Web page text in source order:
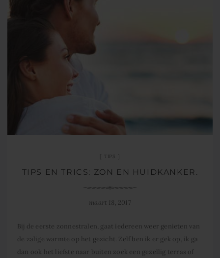
TIPS
TIPS EN TRICS: ZON EN HUIDKANKER.
maart 18, 2017
Bij de eerste zonnestralen, gaat iedereen weer genieten van
de zalige warmte op het gezicht. Zelf ben ik er gek op, ik ga
dan ook het liefste naar buiten zoek een gezellig terras of